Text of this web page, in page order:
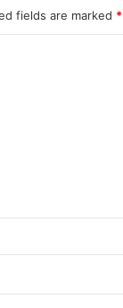
न
fields are marked *